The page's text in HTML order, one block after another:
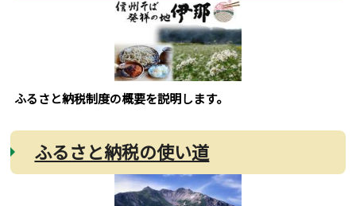
ふるさと納税制度の概要を説明します。
ふるさと納税の使い道